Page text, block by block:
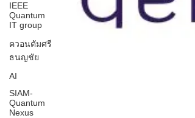
IEEE
Quantum
IT group
ควอนตัมศรี
ธนญชัย
AI
SIAM-
Quantum
Nexus